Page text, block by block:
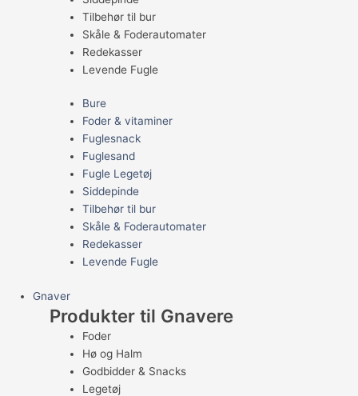
Tilbehør til bur
Skåle & Foderautomater
Redekasser
Levende Fugle
Bure
Foder & vitaminer
Fuglesnack
Fuglesand
Fugle Legetøj
Siddepinde
Tilbehør til bur
Skåle & Foderautomater
Redekasser
Levende Fugle
Gnaver
Produkter til Gnavere
Foder
Hø og Halm
Godbidder & Snacks
Legetøj